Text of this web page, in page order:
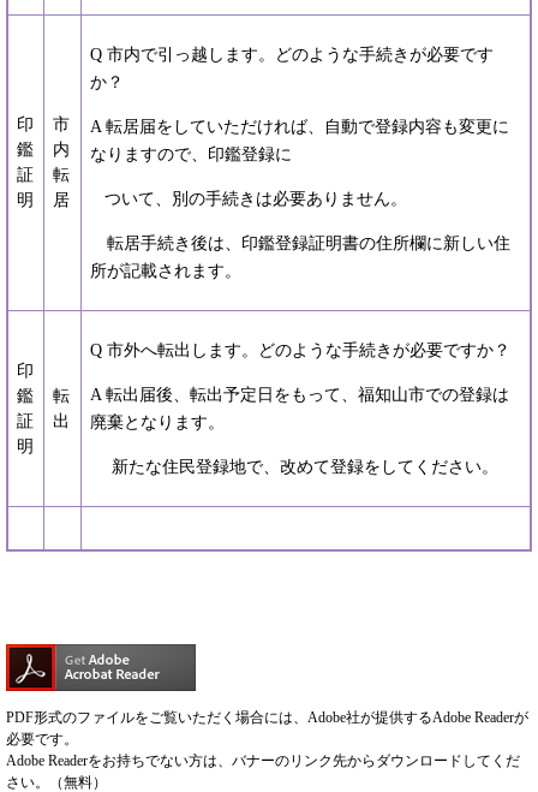
印
鑑
証
明
市
内
転
居
Q 市内で引っ越します。どのような手続きが必要です
か？
A 転居届をしていただければ、自動で登録内容も変更に
なりますので、印鑑登録に
ついて、別の手続きは必要ありません。
転居手続き後は、印鑑登録証明書の住所欄に新しい住
所が記載されます。
印
鑑
証
明
転
出
Q 市外へ転出します。どのような手続きが必要ですか？
A 転出届後、転出予定日をもって、福知山市での登録は
廃棄となります。
新たな住民登録地で、改めて登録をしてください。
PDF形式のファイルをご覧いただく場合には、Adobe社が提供するAdobe Readerが
必要です。
Adobe Readerをお持ちでない方は、バナーのリンク先からダウンロードしてくだ
さい。（無料）